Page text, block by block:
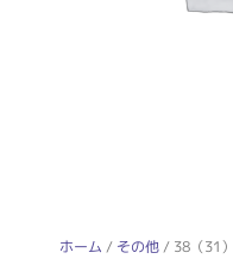
ホーム / その他/ 38（31